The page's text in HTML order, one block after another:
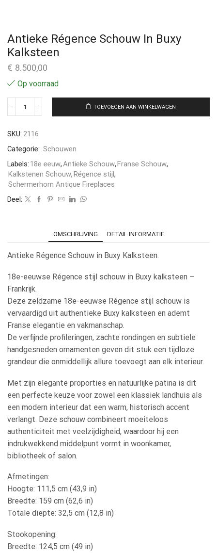
Antieke Régence Schouw In Buxy
Kalksteen
€ 8.500,00
Op voorraad
TOEVOEGEN AAN WINKELWAGEN
SKU: 2116
Categorie: Schouwen
Labels: 18e eeuw,Antieke Schouw,Franse Schouw,
Kalkstenen Schouw,Régence stijl,
Schermerhorn Antique Fireplaces
Deel:
OMSCHRIJVING DETAIL INFORMATIE
Antieke Régence Schouw in Buxy Kalksteen.
18e-eeuwse Régence stijl schouw in Buxy kalksteen –
Frankrijk.
Deze zeldzame 18e-eeuwse Régence stijl schouw is
vervaardigd uit authentieke Buxy kalksteen en ademt
Franse elegantie en vakmanschap.
De verfijnde profileringen, zachte rondingen en subtiele
handgesneden ornamenten geven dit stuk een tijdloze
grandeur die onmiddellijk allure toevoegt aan elk interieur.
Met zijn elegante proporties en natuurlijke patina is dit
een perfecte keuze voor zowel een klassiek landhuis als
een modern interieur dat een warm, historisch accent
verlangt. Deze schouw combineert moeiteloos
authenticiteit met veelzijdigheid, waardoor hij een
indrukwekkend middelpunt vormt in woonkamer,
bibliotheek of salon.
Afmetingen:
Hoogte: 111,5 cm (43,9 in)
Breedte: 159 cm (62,6 in)
Totale diepte: 32,5 cm (12,8 in)
Stookopening:
Breedte: 124,5 cm (49 in)